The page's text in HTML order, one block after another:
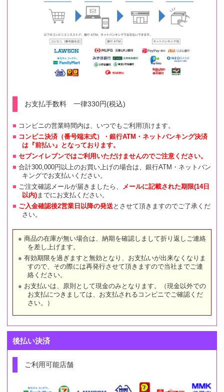
お支払手数料 一律330円(税込)
コンビニの営業時間内は、いつでもご利用頂けます。
コンビニ決済（番号端末式）・銀行ATM・ネットバンキング決済
は『前払い』となっております。
セブンイレブンではご利用いただけませんのでご注意ください。
合計300,000円以上のお買い上げの場合は、銀行ATM・ネットバン
キングでお支払いください。
ご注文確認メールが届きましたら、 メールに記載された期限(14日
以内)までにお支払ください。
ご入金確認後2営業日以降の発送とさせて頂きますのでご了承くだ
さい。
商品の在庫が無い場合は、納期を確認しまして折り返しご連絡
を差し上げます。
有効期限を過ぎますと無効となり、お支払いが出来なくなりま
すので、その際には再発行させて頂きますので当社までご連
絡ください。
お支払いは、原則として現金のみとなります。（現金以外での
お支払につきましては、お支払されるコンビニでご確認くだ
さい。）
後払い決済
ご利用可能店舗